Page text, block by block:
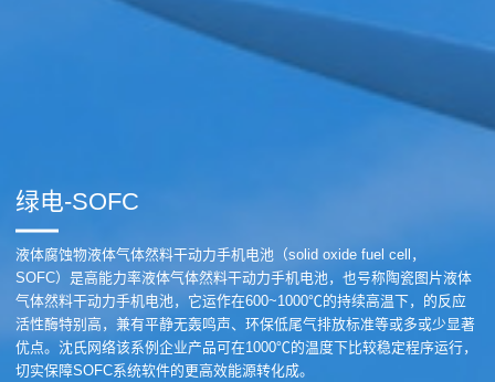
绿电-SOFC
液体腐蚀物液体气体然料干动力手机电池（solid oxide fuel cell，
SOFC）是高能力率液体气体然料干动力手机电池，也号称陶瓷图片液体
气体然料干动力手机电池，它运作在600~1000℃的持续高温下，的反应
活性酶特别高，兼有平静无轰鸣声、环保低尾气排放标准等或多或少显著
优点。沈氏网络该系例企业产品可在1000℃的温度下比较稳定程序运行，
切实保障SOFC系统软件的更高效能源转化成。